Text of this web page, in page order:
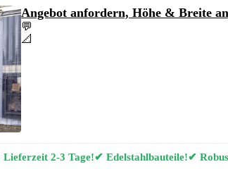
Angebot anfordern, Höhe & Breite
💬
📐
2-3 Tage!✔ Edelstahlbauteile!✔